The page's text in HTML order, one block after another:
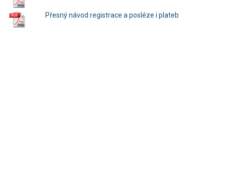
Přesný návod registrace a posléze i plateb